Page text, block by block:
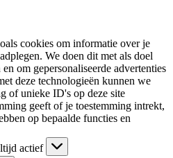
cookies om informatie over je
We doen dit met als doel
om gepersonaliseerde advertenties
deze technologieën kunnen we
of unieke ID's op deze site
geeft of je toestemming intrekt,
op bepaalde functies en
actief